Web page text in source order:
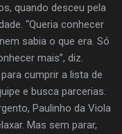
quando desceu pela
“Queria conhecer
sabia o que era. Só
mais”, diz.
cumprir a lista de
e busca parcerias.
Paulinho da Viola
Mas sem parar,